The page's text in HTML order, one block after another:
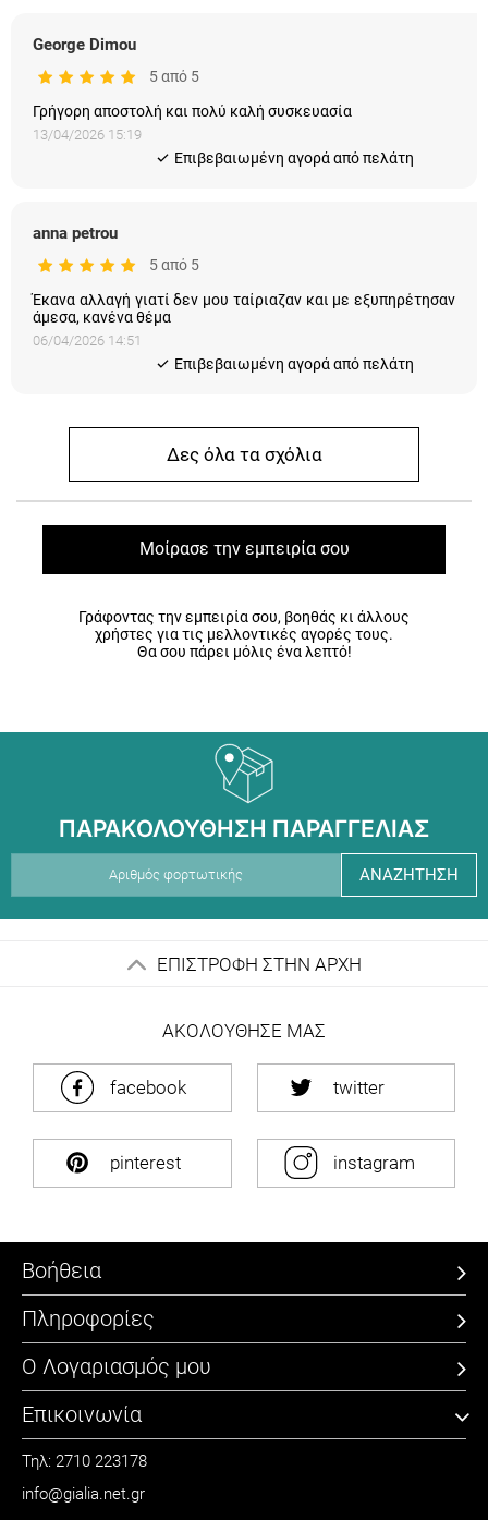
George Dimou
5 από 5
Γρήγορη αποστολή και πολύ καλή συσκευασία
13/04/2026 15:19
Eπιβεβαιωμένη αγορά από πελάτη
anna petrou
5 από 5
Έκανα αλλαγή γιατί δεν μου ταίριαζαν και με εξυπηρέτησαν
άμεσα, κανένα θέμα
06/04/2026 14:51
Eπιβεβαιωμένη αγορά από πελάτη
Δες όλα τα σχόλια
Μοίρασε την εμπειρία σου
Γράφοντας την εμπειρία σου, βοηθάς κι άλλους
χρήστες για τις μελλοντικές αγορές τους.
Θα σου πάρει μόλις ένα λεπτό!
ΠΑΡΑΚΟΛΟΥΘΗΣΗ ΠΑΡΑΓΓΕΛΙΑΣ
ΑΝΑΖΗΤΗΣΗ
ΕΠΙΣΤΡΟΦΗ ΣΤΗΝ ΑΡΧΗ
ΑΚΟΛΟΥΘΗΣΕ ΜΑΣ
facebook twitter
pinterest instagram
Βοήθεια
Πληροφορίες
Ο Λογαριασμός μου
Επικοινωνία
Τηλ: 2710 223178
info@gialia.net.gr